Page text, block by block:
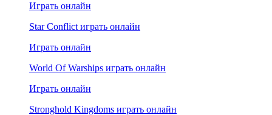
Играть онлайн
Star Conflict играть онлайн
Играть онлайн
World Of Warships играть онлайн
Играть онлайн
Stronghold Kingdoms играть онлайн